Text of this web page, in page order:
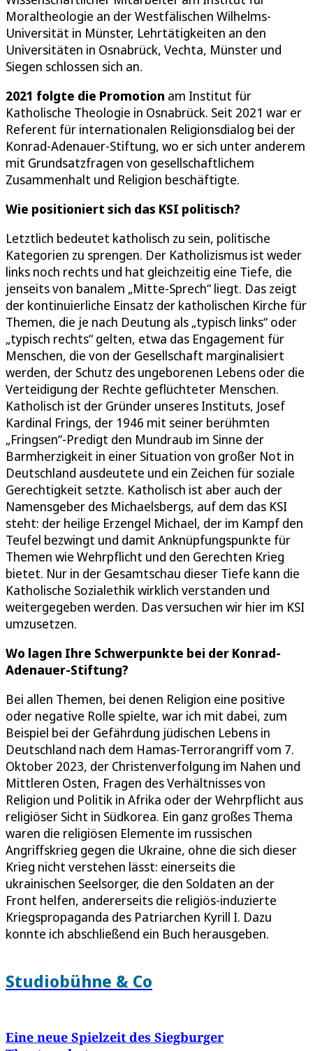
Moraltheologie an der Westfälischen Wilhelms-
Universität in Münster, Lehrtätigkeiten an den
Universitäten in Osnabrück, Vechta, Münster und
Siegen schlossen sich an.
2021 folgte die Promotion am Institut für
Katholische Theologie in Osnabrück. Seit 2021 war er
Referent für internationalen Religionsdialog bei der
Konrad-Adenauer-Stiftung, wo er sich unter anderem
mit Grundsatzfragen von gesellschaftlichem
Zusammenhalt und Religion beschäftigte.
Wie positioniert sich das KSI politisch?
Letztlich bedeutet katholisch zu sein, politische
Kategorien zu sprengen. Der Katholizismus ist weder
links noch rechts und hat gleichzeitig eine Tiefe, die
jenseits von banalem „Mitte-Sprech“ liegt. Das zeigt
der kontinuierliche Einsatz der katholischen Kirche für
Themen, die je nach Deutung als „typisch links“ oder
„typisch rechts“ gelten, etwa das Engagement für
Menschen, die von der Gesellschaft marginalisiert
werden, der Schutz des ungeborenen Lebens oder die
Verteidigung der Rechte geflüchteter Menschen.
Katholisch ist der Gründer unseres Instituts, Josef
Kardinal Frings, der 1946 mit seiner berühmten
„Fringsen“-Predigt den Mundraub im Sinne der
Barmherzigkeit in einer Situation von großer Not in
Deutschland ausdeutete und ein Zeichen für soziale
Gerechtigkeit setzte. Katholisch ist aber auch der
Namensgeber des Michaelsbergs, auf dem das KSI
steht: der heilige Erzengel Michael, der im Kampf den
Teufel bezwingt und damit Anknüpfungspunkte für
Themen wie Wehrpflicht und den Gerechten Krieg
bietet. Nur in der Gesamtschau dieser Tiefe kann die
Katholische Sozialethik wirklich verstanden und
weitergegeben werden. Das versuchen wir hier im KSI
umzusetzen.
Wo lagen Ihre Schwerpunkte bei der Konrad-
Adenauer-Stiftung?
Bei allen Themen, bei denen Religion eine positive
oder negative Rolle spielte, war ich mit dabei, zum
Beispiel bei der Gefährdung jüdischen Lebens in
Deutschland nach dem Hamas-Terrorangriff vom 7.
Oktober 2023, der Christenverfolgung im Nahen und
Mittleren Osten, Fragen des Verhältnisses von
Religion und Politik in Afrika oder der Wehrpflicht aus
religiöser Sicht in Südkorea. Ein ganz großes Thema
waren die religiösen Elemente im russischen
Angriffskrieg gegen die Ukraine, ohne die sich dieser
Krieg nicht verstehen lässt: einerseits die
ukrainischen Seelsorger, die den Soldaten an der
Front helfen, andererseits die religiös-induzierte
Kriegspropaganda des Patriarchen Kyrill I. Dazu
konnte ich abschließend ein Buch herausgeben.
Studiobühne & Co
Eine neue Spielzeit des Siegburger